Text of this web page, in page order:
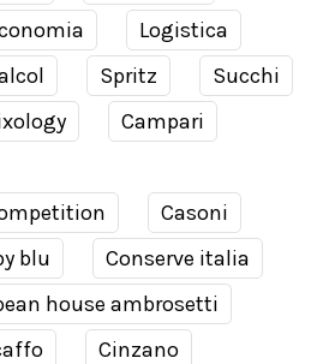
Logistica
Spritz
Succhi
Campari
Casoni
blu
Conserve italia
house ambrosetti
Cinzano